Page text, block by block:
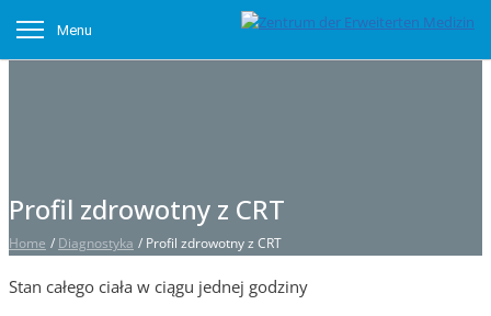
Profil zdrowotny z CRT
Home / Diagnostyka / Profil zdrowotny z CRT
Stan całego ciała w ciągu jednej godziny
Menu